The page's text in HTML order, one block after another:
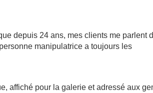
depuis 24 ans, mes clients me parlent
manipulatrice a toujours les
affiché pour la galerie et adressé aux